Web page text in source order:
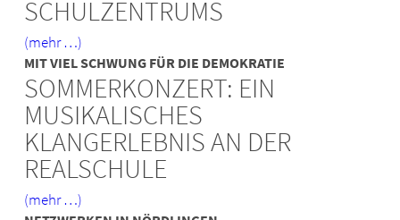
SCHULZENTRUMS
(mehr …)
MIT VIEL SCHWUNG FÜR DIE DEMOKRATIE
SOMMERKONZERT: EIN
MUSIKALISCHES
KLANGERLEBNIS AN DER
REALSCHULE
(mehr …)